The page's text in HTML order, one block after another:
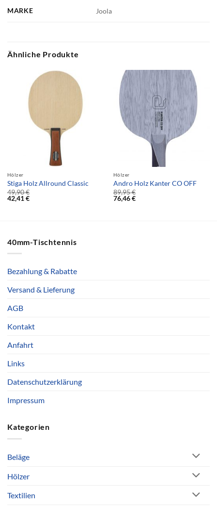
MARKE Joola
Ähnliche Produkte
Hölzer
Stiga Holz Allround Classic
49,90€
42,41€
Hölzer
Andro Holz Kanter CO OFF
89,95€
76,46€
40mm-Tischtennis
Bezahlung & Rabatte
Versand & Lieferung
AGB
Kontakt
Anfahrt
Links
Datenschutzerklärung
Impressum
Kategorien
Beläge
Hölzer
Textilien